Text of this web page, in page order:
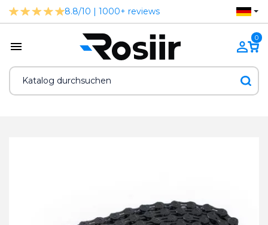
8.8/10 | 1000+ reviews
0